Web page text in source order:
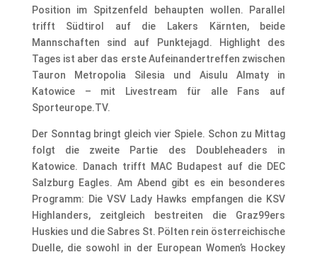
Position im Spitzenfeld behaupten wollen. Parallel
trifft Südtirol auf die Lakers Kärnten, beide
Mannschaften sind auf Punktejagd. Highlight des
Tages ist aber das erste Aufeinandertreffen zwischen
Tauron Metropolia Silesia und Aisulu Almaty in
Katowice – mit Livestream für alle Fans auf
Sporteurope.TV.
Der Sonntag bringt gleich vier Spiele. Schon zu Mittag
folgt die zweite Partie des Doubleheaders in
Katowice. Danach trifft MAC Budapest auf die DEC
Salzburg Eagles. Am Abend gibt es ein besonderes
Programm: Die VSV Lady Hawks empfangen die KSV
Highlanders, zeitgleich bestreiten die Graz99ers
Huskies und die Sabres St. Pölten rein österreichische
Duelle, die sowohl in der European Women’s Hockey